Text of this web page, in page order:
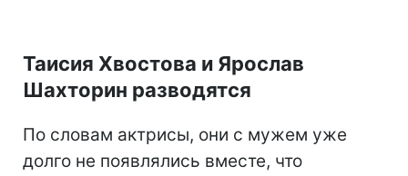
Таисия Хвостова и Ярослав
Шахторин разводятся
По словам актрисы, они с мужем уже
долго не появлялись вместе, что